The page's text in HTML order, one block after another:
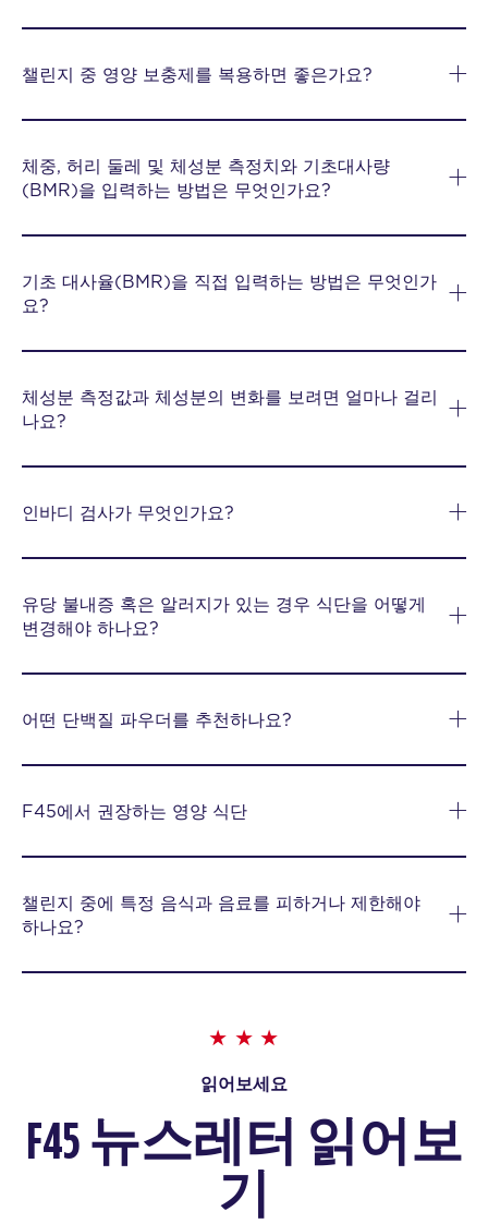
챌린지 중 영양 보충제를 복용하면 좋은가요?
체중, 허리 둘레 및 체성분 측정치와 기초대사량
(BMR)을 입력하는 방법은 무엇인가요?
기초 대사율(BMR)을 직접 입력하는 방법은 무엇인가
요?
체성분 측정값과 체성분의 변화를 보려면 얼마나 걸리
나요?
인바디 검사가 무엇인가요?
유당 불내증 혹은 알러지가 있는 경우 식단을 어떻게
변경해야 하나요?
어떤 단백질 파우더를 추천하나요?
F45에서 권장하는 영양 식단
챌린지 중에 특정 음식과 음료를 피하거나 제한해야
하나요?
읽어보세요
F45 뉴스레터 읽어보
기